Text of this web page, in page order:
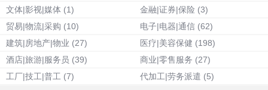
文体|影视|媒体 (1) 金融|证券|保险 (3)
贸易|物流|采购 (10) 电子|电器|通信 (62)
建筑|房地产|物业 (27) 医疗|美容保健 (198)
酒店|旅游|服务员 (39) 商业|零售服务 (27)
工厂|技工|普工 (7) 代加工|劳务派遣 (5)